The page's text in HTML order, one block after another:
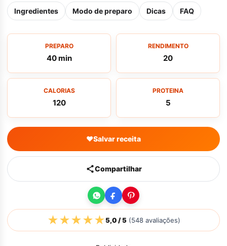
Ingredientes Modo de preparo Dicas FAQ
PREPARO
40 min
RENDIMENTO
20
CALORIAS
120
PROTEINA
5
♥Salvar receita
Compartilhar
★★★★★5,0/ 5(548avaliações)